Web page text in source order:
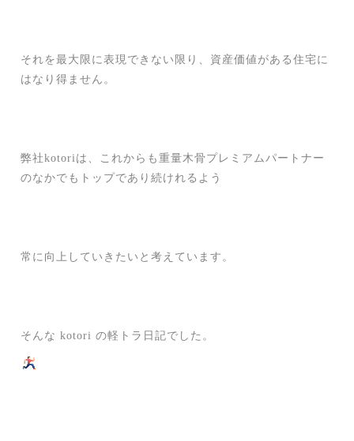
それを最大限に表現できない限り、資産価値がある住宅に
はなり得ません。
弊社kotoriは、これからも重量木骨プレミアムパートナー
のなかでもトップであり続けれるよう
常に向上していきたいと考えています。
そんな kotori の軽トラ日記でした。